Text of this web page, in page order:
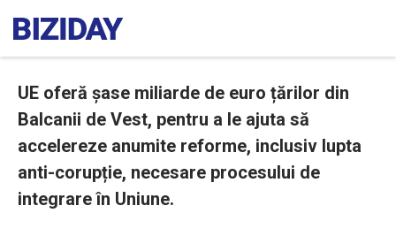
UE oferă șase miliarde de euro țărilor din
Balcanii de Vest, pentru a le ajuta să
accelereze anumite reforme, inclusiv lupta
anti-corupție, necesare procesului de
integrare în Uniune.